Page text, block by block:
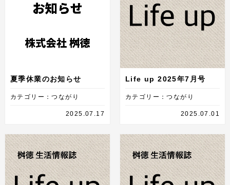
夏季休業のお知らせ
カテゴリー：つながり
2025.07.17
Life up 2025年7月号
カテゴリー：つながり
2025.07.01